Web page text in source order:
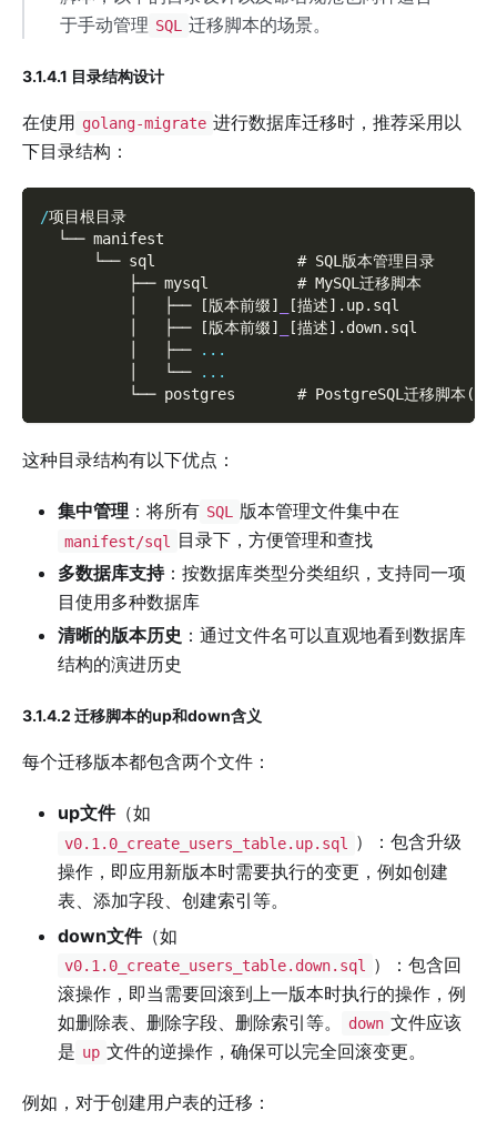
于手动管理 SQL 迁移脚本的场景。
3.1.4.1 目录结构设计
在使用 golang-migrate 进行数据库迁移时，推荐采用以
下目录结构：
/项目根目录
  └── manifest
      └── sql                # SQL版本管理目录
          ├── mysql          # MySQL迁移脚本
          │   ├──
[版本前缀] [描述] . up. sql
          │   ├──
[版本前缀] [描述] . down. sql
          │   ├──
...
          │   └──
...
          └── postgres       # PostgreSQL迁移脚本
(
这种目录结构有以下优点：
集中管理 ：将所有 SQL 版本管理文件集中在
manifest/sql
目录下，方便管理和查找
多数据库支持：按数据库类型分类组织，支持同一项
目使用多种数据库
清晰的版本历史 ：通过文件名可以直观地看到数据库
结构的演进历史
3.1.4.2 迁移脚本的up和down含义
每个迁移版本都包含两个文件：
up文件（如
v0.1.0_create_users_table.up.sql
）：包含升级
操作，即应用新版本时需要执行的变更，例如创建
表、添加字段、创建索引等。
down文件（如
v0.1.0_create_users_table.down.sql
）：包含回
滚操作，即当需要回滚到上一版本时执行的操作，例
如删除表、删除字段、删除索引等。
down 文件应该
是 up 文件的逆操作，确保可以完全回滚变更。
例如，对于创建用户表的迁移：